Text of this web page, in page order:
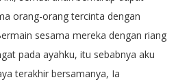
orang-orang tercinta dengan
sesama mereka dengan riang
pada ayahku, itu sebabnya aku
terakhir bersamanya, Ia